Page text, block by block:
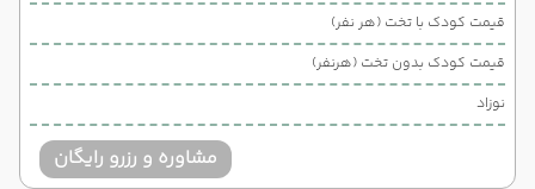
قیمت کودک با تخت (هر نفر)
قیمت کودک بدون تخت (هرنفر)
نوزاد
مشاوره و رزرو رایگان